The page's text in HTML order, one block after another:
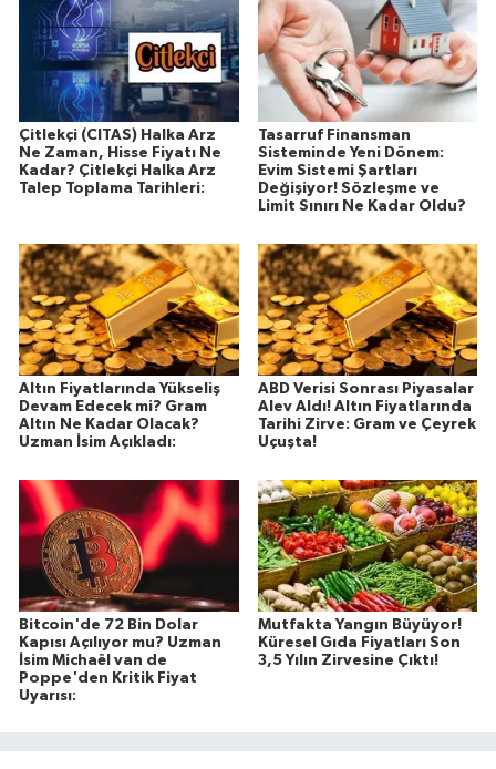
Çitlekçi (CITAS) Halka Arz
Ne Zaman, Hisse Fiyatı Ne
Kadar? Çitlekçi Halka Arz
Talep Toplama Tarihleri:
Tasarruf Finansman
Sisteminde Yeni Dönem:
Evim Sistemi Şartları
Değişiyor! Sözleşme ve
Limit Sınırı Ne Kadar Oldu?
Altın Fiyatlarında Yükseliş
Devam Edecek mi? Gram
Altın Ne Kadar Olacak?
Uzman İsim Açıkladı:
ABD Verisi Sonrası Piyasalar
Alev Aldı! Altın Fiyatlarında
Tarihi Zirve: Gram ve Çeyrek
Uçuşta!
Bitcoin'de 72 Bin Dolar
Kapısı Açılıyor mu? Uzman
İsim Michaël van de
Poppe'den Kritik Fiyat
Uyarısı:
Mutfakta Yangın Büyüyor!
Küresel Gıda Fiyatları Son
3,5 Yılın Zirvesine Çıktı!